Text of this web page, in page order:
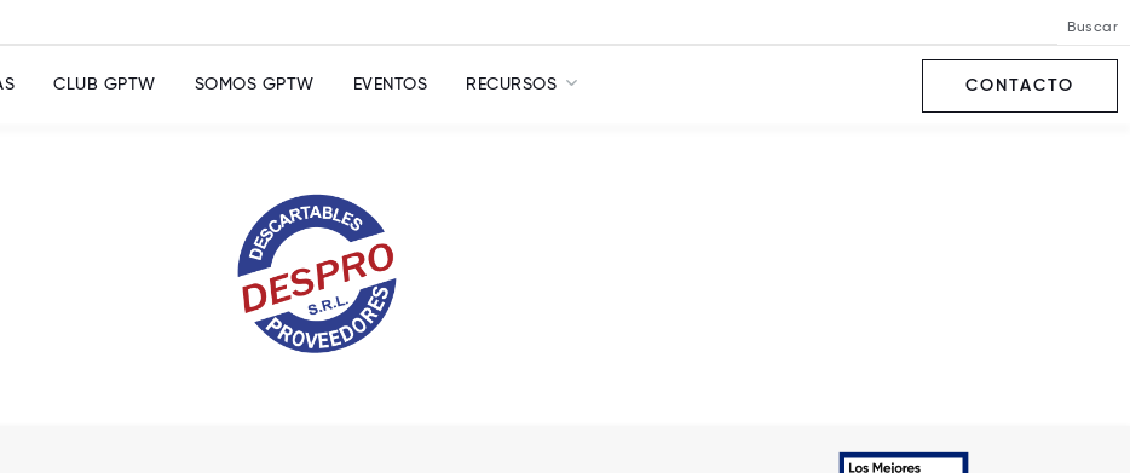
Buscar
CLUB GPTW SOMOS GPTW EVENTOS RECURSOS CONTACTO